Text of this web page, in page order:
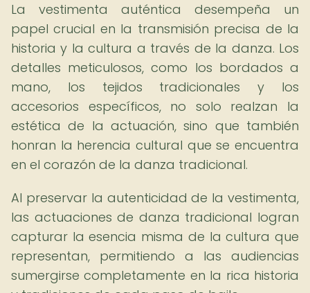
La vestimenta auténtica desempeña un
papel crucial en la transmisión precisa de la
historia y la cultura a través de la danza. Los
detalles meticulosos, como los bordados a
mano, los tejidos tradicionales y los
accesorios específicos, no solo realzan la
estética de la actuación, sino que también
honran la herencia cultural que se encuentra
en el corazón de la danza tradicional.
Al preservar la autenticidad de la vestimenta,
las actuaciones de danza tradicional logran
capturar la esencia misma de la cultura que
representan, permitiendo a las audiencias
sumergirse completamente en la rica historia